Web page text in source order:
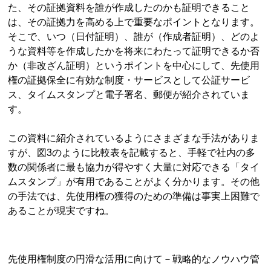
た、その証拠資料を誰が作成したのかも証明できること
は、その証拠力を高める上で重要なポイントとなります。
そこで、いつ（日付証明）、誰が（作成者証明）、どのよ
うな資料等を作成したかを将来にわたって証明できるか否
か（非改ざん証明）というポイントを中心にして、先使用
権の証拠保全に有効な制度・サービスとして公証サービ
ス、タイムスタンプと電子署名、郵便が紹介されていま
す。
この資料に紹介されているようにさまざまな手法がありま
すが、図3のように比較表を記載すると、手軽で社内の多
数の関係者に最も協力が得やすく大量に対応できる「タイ
ムスタンプ」が有用であることがよく分かります。その他
の手法では、先使用権の獲得のための準備は事実上困難で
あることが現実ですね。
先使用権制度の円滑な活用に向けて－戦略的なノウハウ管